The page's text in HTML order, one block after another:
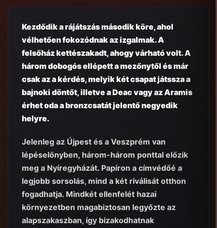
Kezdődik a rájátszás második köre, ahol
vélhetően fokozódnak az izgalmak. A
felsőház kettészakadt, ahogy várható volt. A
három dobogós ellépett a mezőnytől és már
csak az a kérdés, melyik két csapat játssza a
bajnoki döntőt, illetve a Deac vagy az Aramis
érhet oda a bronzcsatát jelentő negyedik
helyre.
Jelenleg az Újpest és a Veszprém van
lépéselőnyben, három-három ponttal előzik
meg a Nyíregyházát. Papíron a címvédőé a
legjobb sorsolás, mind a két riválisát otthon
fogadhatja. Mindkét ellenfelét hazai
környezetben magabiztosan legyőzte az
alapszakaszban, így bizakodhatnak